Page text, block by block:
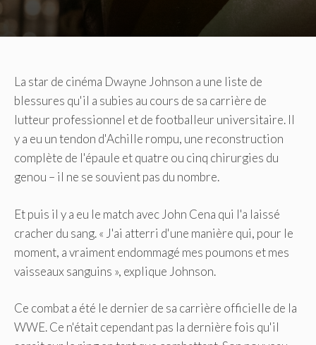
La star de cinéma Dwayne Johnson a une liste de
blessures qu'il a subies au cours de sa carrière de
lutteur professionnel et de footballeur universitaire. Il
y a eu un tendon d'Achille rompu, une reconstruction
complète de l'épaule et quatre ou cinq chirurgies du
genou – il ne se souvient pas du nombre.
Et puis il y a eu le match avec John Cena qui l'a laissé
cracher du sang. « J'ai atterri d'une manière qui, pour le
moment, a vraiment endommagé mes poumons et mes
vaisseaux sanguins », explique Johnson.
Ce combat a été le dernier de sa carrière officielle de la
WWE. Ce n'était cependant pas la dernière fois qu'il